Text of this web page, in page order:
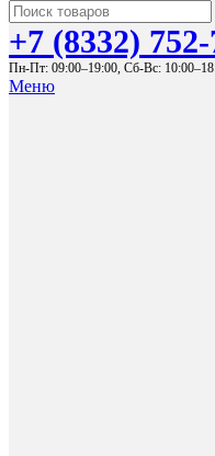
+7 (8332)
Пн-Пт: 09:00–19:00, Сб-Вс:
Меню